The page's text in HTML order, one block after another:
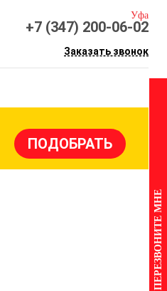
Уфа
+7 (347) 200-06-02
Заказать звонок
ПЕРЕЗВОНИТЕ МНЕ